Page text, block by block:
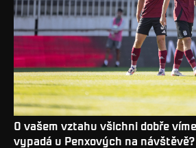
O vašem vztahu všichni dobře
vypadá u Penxových na